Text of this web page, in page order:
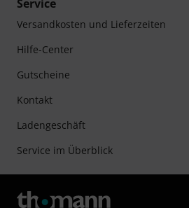
Service
Versandkosten und Lieferzeiten
Hilfe-Center
Gutscheine
Kontakt
Ladengeschäft
Service im Überblick